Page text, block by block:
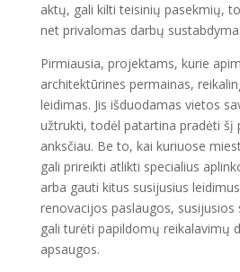
aktų, gali kilti teisinių pasekmių,
net privalomas darbų
Pirmiausia, projektams, kurie
architektūrines permainas,
leidimas. Jis išduodamas vietos
užtrukti, todėl patartina pradėti šį
anksčiau. Be to, kai kuriuose
gali prireikti atlikti specialius
arba gauti kitus susijusius
renovacijos paslaugos, susijusios
gali turėti papildomų reikalavimų
apsaugos.